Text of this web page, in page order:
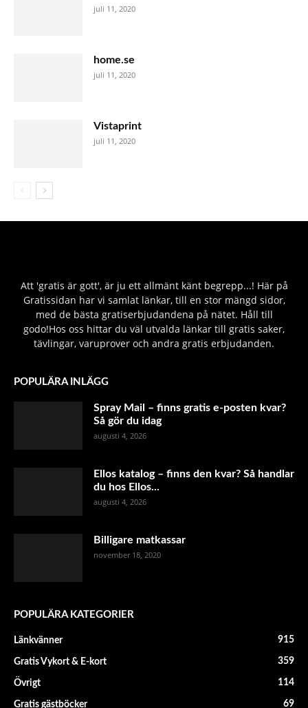
juli 11, 2020
home.se
juli 11, 2020
Vistaprint
juli 11, 2020
Att 'gratis är gott', är ju ett allmänt känt begrepp...! Här på
Gratissidan har vi samlat länkar, till en stor mängd sidor,
med de bästa gratiserbjudandena på nätet. Håll till
godo!Hos oss hittar du väl utvalda länkar till gratis saker,
tävlingar, varuprover och andra gratis erbjudanden.
POPULÄRA INLÄGG
Spray Mail – finns gratis e-posten kvar?
Så gör du idag
augusti 4, 2026
Ellos katalog – finns den kvar? Så handlar
du hos Ellos...
augusti 4, 2026
Billigare matkassar
november 18, 2020
POPULÄRA KATEGORIER
Länkvänner 915
Gratis Vykort & E-kort 359
Övrigt 114
Gratis gästböcker 69